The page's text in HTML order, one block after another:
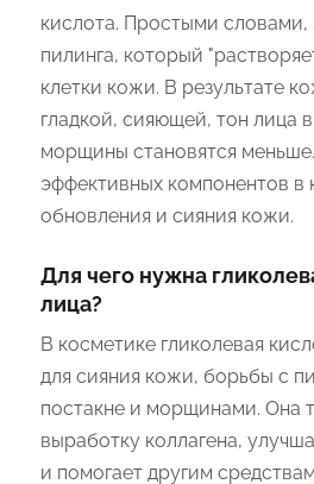
кислота. Простыми словами,
пилинга, который
клетки кожи. В результате
гладкой, сияющей, тон лица
морщины становятся
эффективных компонентов в
обновления и сияния кожи.
Для чего нужна
лица?
В косметике гликолевая
для сияния кожи, борьбы с
постакне и морщинами. Она
выработку коллагена,
и помогает другим